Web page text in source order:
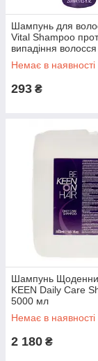
Шампунь для
Vital Shampoo
випадіння
Немає в наявності
293 ₴
Шампунь
KEEN Daily Care
5000 мл
Немає в наявності
2 180 ₴